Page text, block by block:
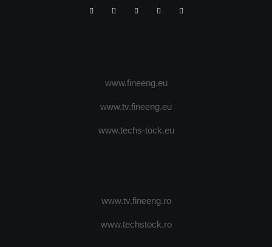
www.fineeng.eu
www.tv.fineeng.eu
www.techs-tock.eu
www.tv.fineeng.ro
www.techstock.ro